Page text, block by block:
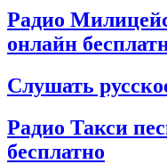
Радио
онлайн
Слушать
Радио Такси
бесплатно